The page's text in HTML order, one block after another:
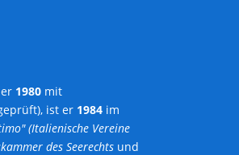
1980 mit
ist er 1984 im
(Italienische Vereine
des Seerechts und